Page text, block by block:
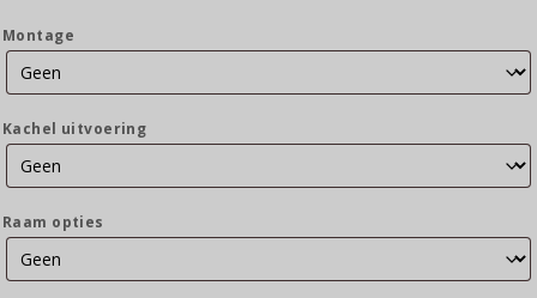
Montage
Kachel uitvoering
Raam opties